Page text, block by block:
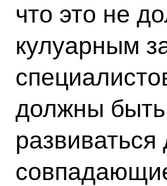
что это не
кулуарным
должны быть